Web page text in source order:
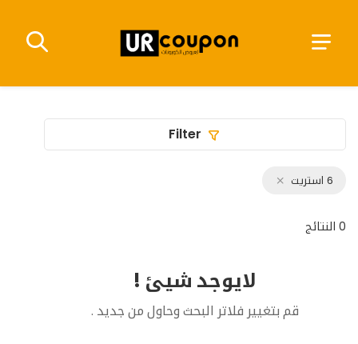
Filter
6 استريت
0 النتائج
لايوجد شيئ !
قم بتغيير فلاتر البحث وحاول من جديد .